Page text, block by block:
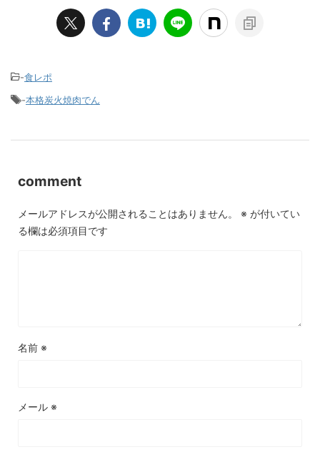
-食レポ
-本格炭火焼肉でん
comment
メールアドレスが公開されることはありません。 ※ が付いてい
る欄は必須項目です
名前 ※
メール ※